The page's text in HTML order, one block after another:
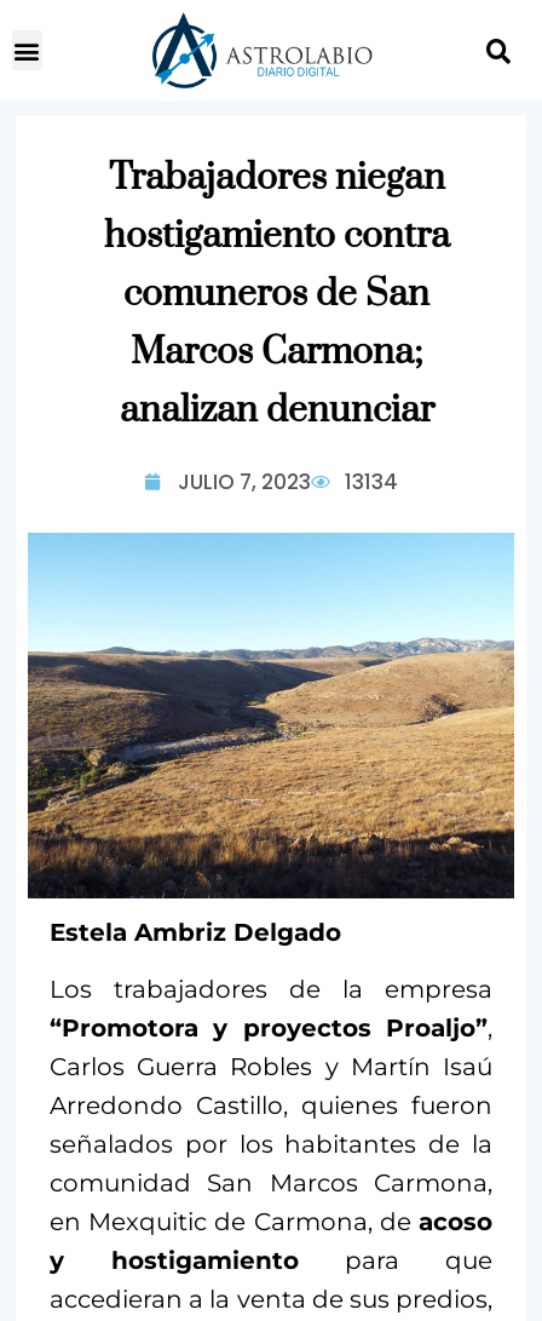
Trabajadores niegan
hostigamiento contra
comuneros de San
Marcos Carmona;
analizan denunciar
JULIO 7, 2023 13134
Estela Ambriz Delgado
Los trabajadores de la empresa
“Promotora y proyectos Proaljo”,
Carlos Guerra Robles y Martín Isaú
Arredondo Castillo, quienes fueron
señalados por los habitantes de la
comunidad San Marcos Carmona,
en Mexquitic de Carmona, de acoso
y hostigamiento para que
accedieran a la venta de sus predios,